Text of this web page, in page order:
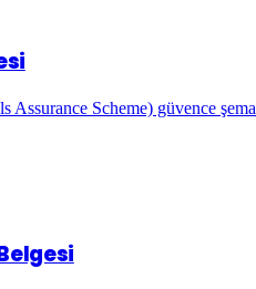
Scheme) güvence